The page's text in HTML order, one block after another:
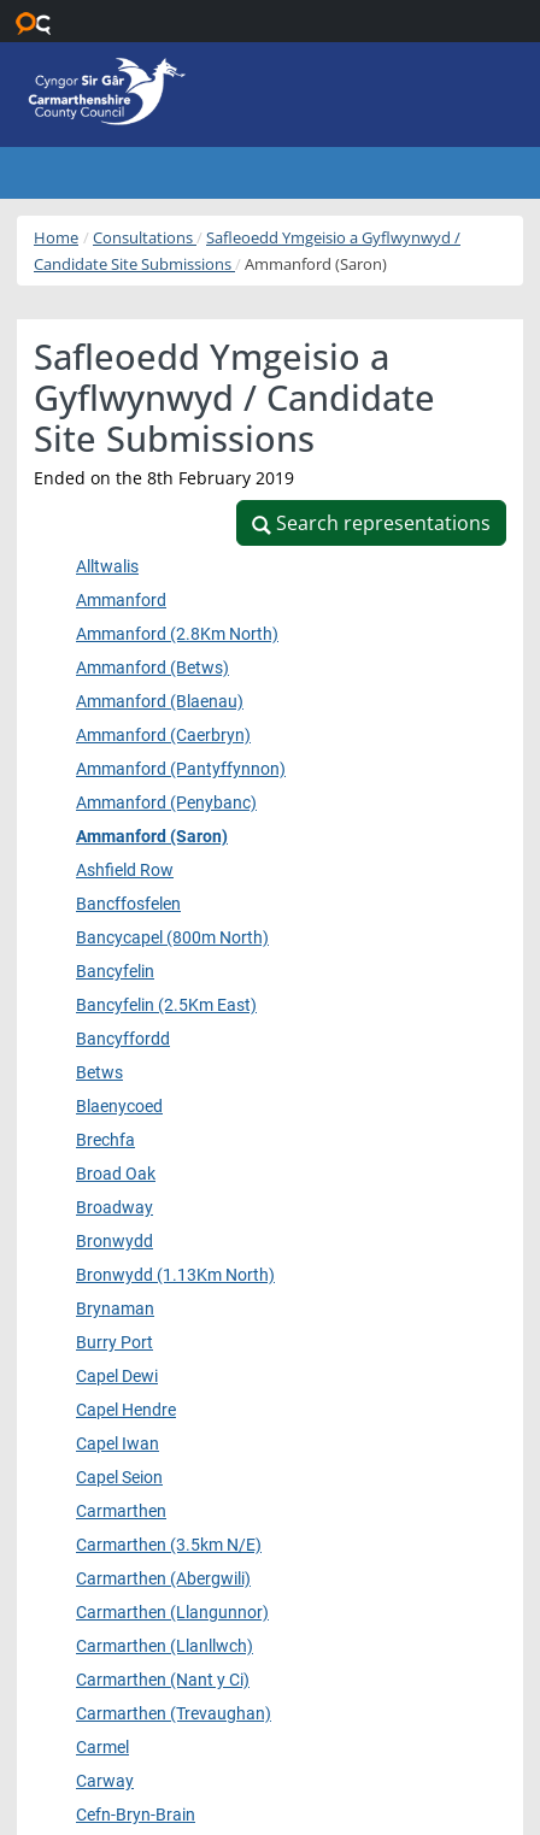
Home Consultations
Safleoedd Ymgeisio a Gyflwynwyd /
Candidate Site Submissions
Ammanford (Saron)
Safleoedd Ymgeisio a
Gyflwynwyd / Candidate
Site Submissions
Ended on the 8th February 2019
Search representations
Search representations
Alltwalis
Ammanford
Ammanford (2.8Km North)
Ammanford (Betws)
Ammanford (Blaenau)
Ammanford (Caerbryn)
Ammanford (Pantyffynnon)
Ammanford (Penybanc)
Ammanford (Saron)
Ashfield Row
Bancffosfelen
Bancycapel (800m North)
Bancyfelin
Bancyfelin (2.5Km East)
Bancyffordd
Betws
Blaenycoed
Brechfa
Broad Oak
Broadway
Bronwydd
Bronwydd (1.13Km North)
Brynaman
Burry Port
Capel Dewi
Capel Hendre
Capel Iwan
Capel Seion
Carmarthen
Carmarthen (3.5km N/E)
Carmarthen (Abergwili)
Carmarthen (Llangunnor)
Carmarthen (Llanllwch)
Carmarthen (Nant y Ci)
Carmarthen (Trevaughan)
Carmel
Carway
Cefn-Bryn-Brain